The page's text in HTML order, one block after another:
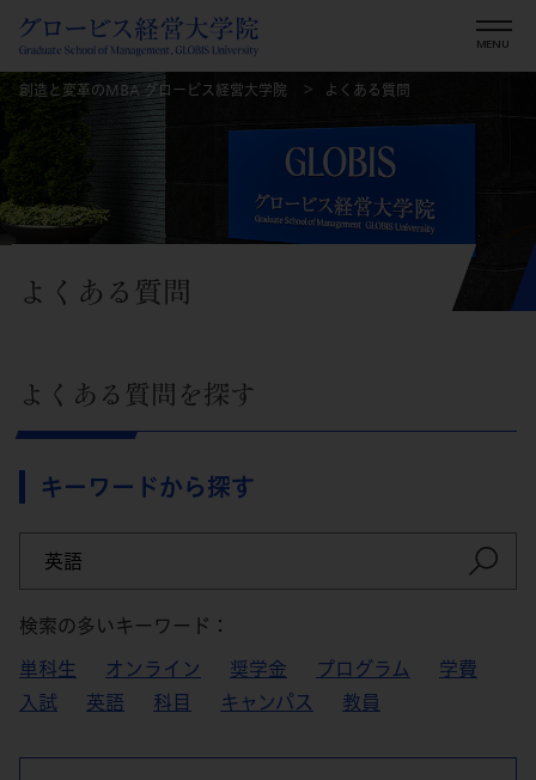
創造と変革のMBA グロービス経営大学院 よくある質問
よくある質問
よくある質問を探す
キーワードから探す
検索の多いキーワード：
単科生 オンライン 奨学金 プログラム
学費
入試
英語 科目 キャンパス 教員